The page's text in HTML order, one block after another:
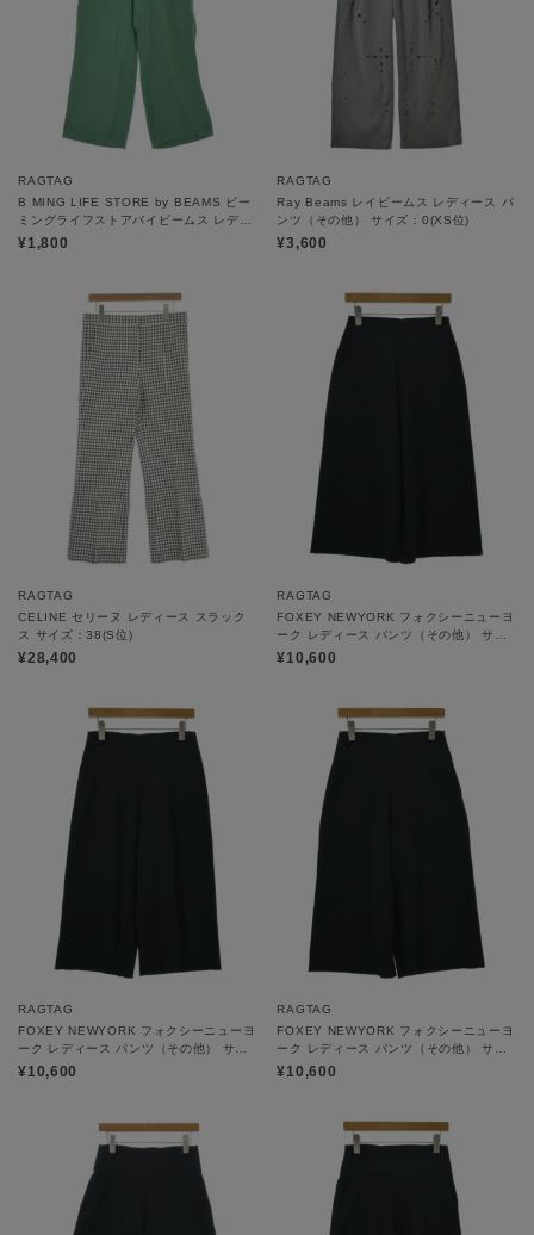
RAGTAG
B MING LIFE STORE by BEAMS ビー
ミングライフストアバイビームス レディ
ース パンツ（その他） サイズ：S
¥1,800
RAGTAG
Ray Beams レイビームス レディース パ
ンツ（その他） サイズ：0(XS位)
¥3,600
RAGTAG
CELINE セリーヌ レディース スラック
ス サイズ：38(S位)
¥28,400
RAGTAG
FOXEY NEWYORK フォクシーニューヨ
ーク レディース パンツ（その他） サイ
ズ：42(M位)
¥10,600
RAGTAG
FOXEY NEWYORK フォクシーニューヨ
ーク レディース パンツ（その他） サイ
ズ：42(M位)
¥10,600
RAGTAG
FOXEY NEWYORK フォクシーニューヨ
ーク レディース パンツ（その他） サイ
ズ：42(M位)
¥10,600